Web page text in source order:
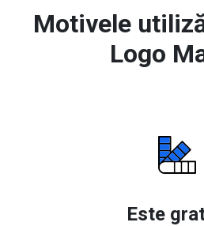
Motivele
Logo
Este